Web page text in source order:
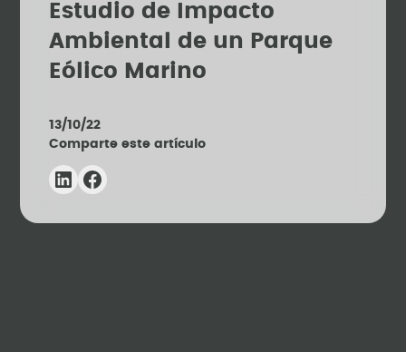
Estudio de Impacto
Ambiental de un Parque
Eólico Marino
13/10/22
Comparte este artículo